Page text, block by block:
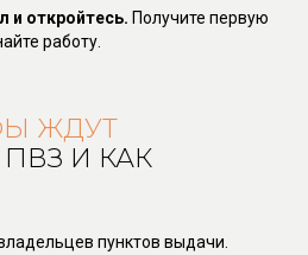
и откройтесь. Получите первую
работу.
ЖДУТ
ПВЗ И КАК
пунктов выдачи.